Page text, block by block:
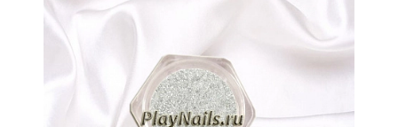
КОНТАКТЫ
ДОСТАВКА И ОПЛАТА